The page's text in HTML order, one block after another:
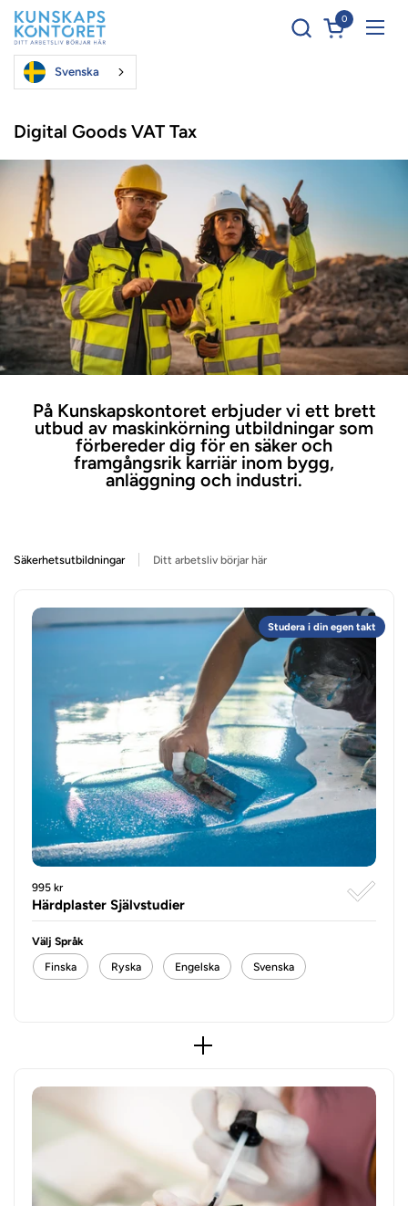
Hoppa till innehållet
Öppna
0
Svenska
Digital Goods VAT Tax
På Kunskapskontoret erbjuder vi ett brett
utbud av maskinkörning utbildningar som
förbereder dig för en säker och
framgångsrik karriär inom bygg,
anläggning och industri.
Säkerhetsutbildningar Ditt arbetsliv börjar här
995 kr
Härdplaster Självstudier
Välj Språk
Finska
Ryska Engelska Svenska
Studera i din egen takt